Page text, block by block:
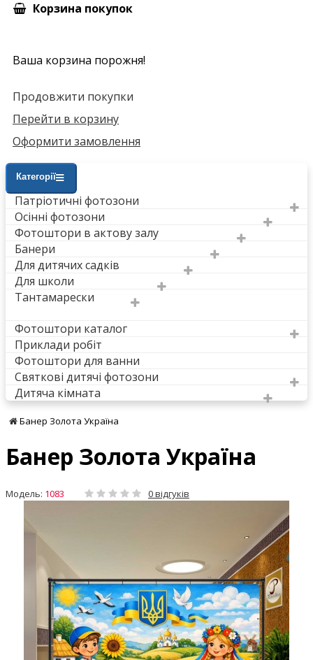
Корзина покупок
Ваша корзина порожня!
Продовжити покупки
Перейти в корзину
Оформити замовлення
Категорії
Патріотичні фотозони
Осінні фотозони
Фотоштори в актову залу
Банери
Для дитячих садків
Для школи
Тантамарески
Фотоштори каталог
Приклади робіт
Фотоштори для ванни
Святкові дитячі фотозони
Дитяча кімната
Банер Золота Україна
Банер Золота Україна
Модель: 1083 0 відгуків